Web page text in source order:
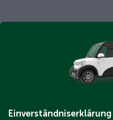
Einverständniserklärung